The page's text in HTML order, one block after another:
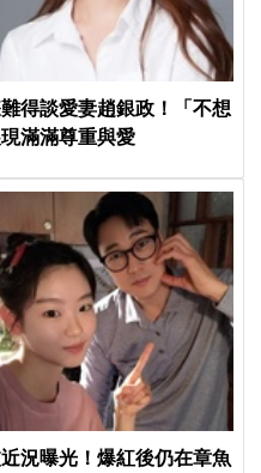
得談愛妻趙銀政！「不想
滿滿尊重與愛
況曝光！爆紅後仍在章魚